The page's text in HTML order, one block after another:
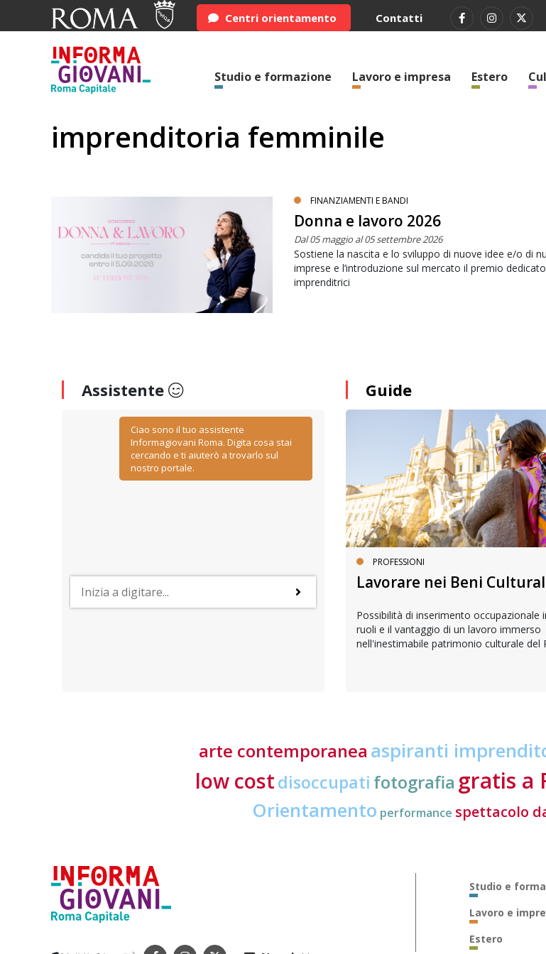
Centri orientamento Contatti
Studio e formazione Lavoro e impresa Estero
imprenditoria femminile
FINANZIAMENTI E BANDI
Donna e lavoro 2026
Dal 05 maggio al 05 settembre 2026
Sostiene la nascita e lo sviluppo di nuove idee e/o di
imprese e l’introduzione sul mercato il premio
imprenditrici
Assistente
Ciao sono il tuo assistente
Informagiovani Roma. Digita cosa stai
cercando e ti aiuterò a trovarlo sul
nostro portale.
Guide
Lavorare nelle risorse umane
PROFESSIONI
Lavorare nei Beni
Possibilità di inserimento occupazionale
ruoli e il vantaggio di un lavoro immerso
nell'inestimabile patrimonio culturale del
arte contemporanea aspiranti
low costdisoccupati fotografia gratis a
Orientamento performance spettacolo
Studio e
Lavoro e
Estero